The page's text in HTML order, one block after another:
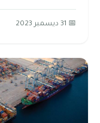
📅 31 ديسمبر 2023